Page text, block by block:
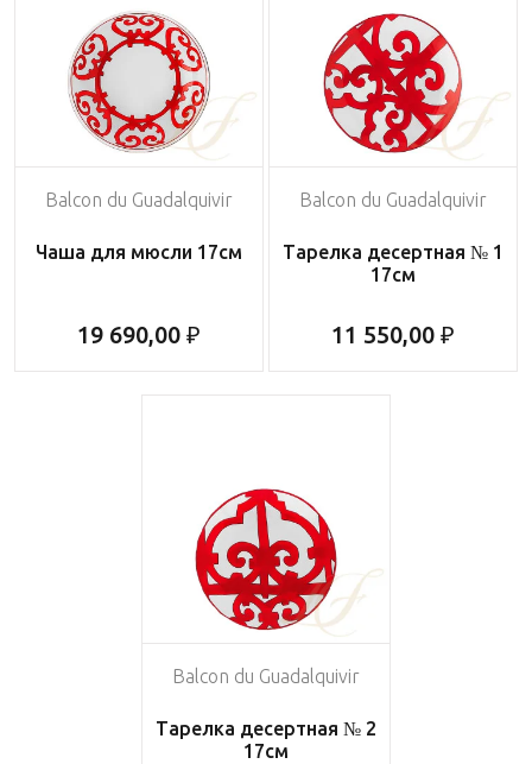
Balcon du Guadalquivir
Чаша для мюсли 17см
19 690,00 ₽
Balcon du Guadalquivir
Тарелка десертная № 1
17см
11 550,00 ₽
Balcon du Guadalquivir
Тарелка десертная № 2
17см